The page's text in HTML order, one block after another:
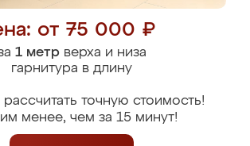
от 75 000 ₽
1 метрверха и низа
гарнитура в длину
точную стоимость!
менее, чем за 15 минут!